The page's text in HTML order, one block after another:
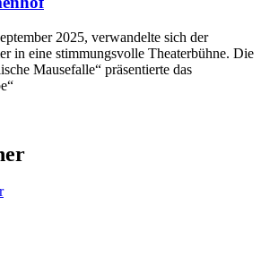
2025, verwandelte sich der
in eine stimmungsvolle Theaterbühne. Die
Mausefalle“ präsentierte das